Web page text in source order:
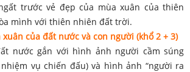
trước vẻ đẹp của mùa xuân của thiên
mình với thiên nhiên đất trời.
xuân của đất nước và con người (khổ 2 + 3)
nước gắn với hình ảnh người cầm súng
vụ chiến đấu) và hình ảnh “người ra